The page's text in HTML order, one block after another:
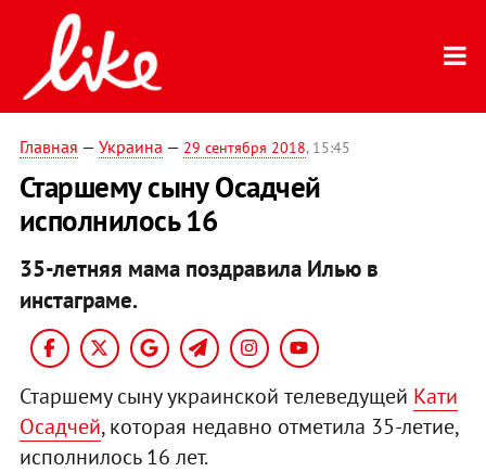
Главная — Украина — 29 сентября 2018, 15:45
Старшему сыну Осадчей
исполнилось 16
35-летняя мама поздравила Илью в
инстаграме.
Старшему сыну украинской телеведущей Кати
Осадчей, которая недавно отметила 35-летие,
исполнилось 16 лет.